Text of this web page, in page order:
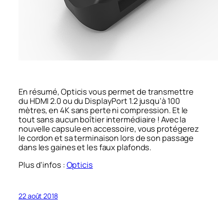
En résumé, Opticis vous permet de transmettre
du HDMI 2.0 ou du DisplayPort 1.2 jusqu’à 100
mètres, en 4K sans perte ni compression. Et le
tout sans aucun boîtier intermédiaire ! Avec la
nouvelle capsule en accessoire, vous protégerez
le cordon et sa terminaison lors de son passage
dans les gaines et les faux plafonds.
Plus d’infos :Opticis
22 août 2018